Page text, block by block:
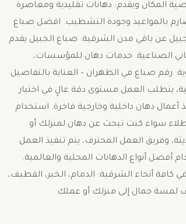
المكان ويقدم: دهانات تقليدية ومعاصرة
صارم بالمواعيد وجودة التشطيب. افضل صباغ
عن باقي مدن الشرقية. صباغ الجبيل يقدم
الصناعية. خدمات دهان للمؤسسات،
رقم صباغ في الظهران – العناية بالتفاصيل
يتطلب العمل مستوى دقة عالٍ في اختيار
أعمال دهان داخلية وخارجية فاخرة. استخدام
طلاء سواء كنت تبحث عن دهان لمنزلك أو
وفريق العمل المحترف، يتم تنفيذ العمل
أنواع الدهانات المحلية والعالمية.
كافة أنحاء الشرقية: الدمام، الخبر، القطيف،
لمسة جمال إلى منزلك أو عملك